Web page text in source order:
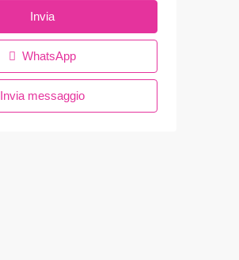
Invia
WhatsApp
Invia messaggio